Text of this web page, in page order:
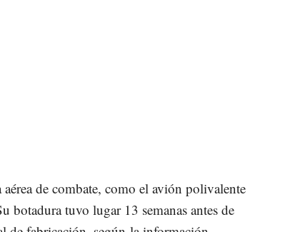
de combate, como el avión polivalente
botadura tuvo lugar 13 semanas antes de